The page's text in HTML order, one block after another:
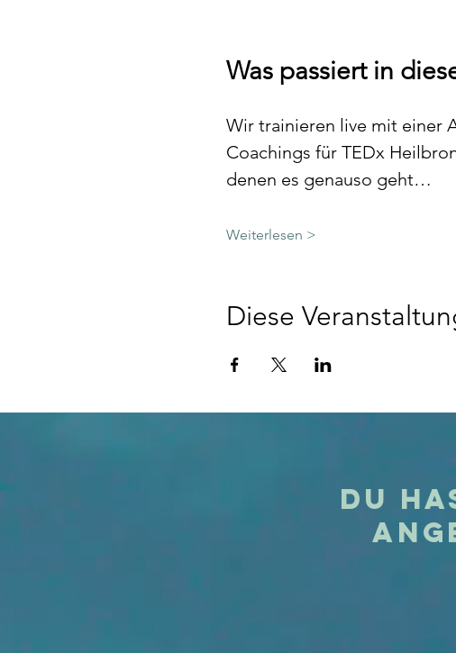
Was passiert in
Wir trainieren live mit einer
Coachings für TEDx
denen es genauso geht…
Weiterlesen >
Diese
Du